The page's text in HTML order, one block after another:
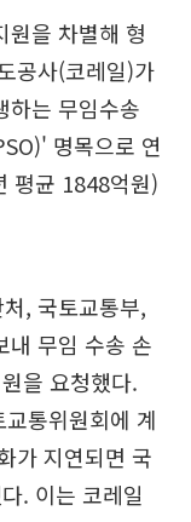
원을 차별해 형
공사(코레일)가
하는 무임수송
명목으로 연
평균 1848억원)
, 국토교통부,
내 무임 수송 손
을 요청했다.
통위원회에 계
가 지연되면 국
. 이는 코레일